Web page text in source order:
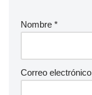
Nombre *
Correo electrónico